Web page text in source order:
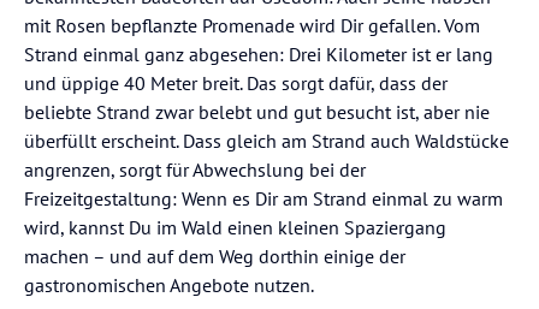
mit Rosen bepflanzte Promenade wird Dir gefallen. Vom
Strand einmal ganz abgesehen: Drei Kilometer ist er lang
und üppige 40 Meter breit. Das sorgt dafür, dass der
beliebte Strand zwar belebt und gut besucht ist, aber nie
überfüllt erscheint. Dass gleich am Strand auch Waldstücke
angrenzen, sorgt für Abwechslung bei der
Freizeitgestaltung: Wenn es Dir am Strand einmal zu warm
wird, kannst Du im Wald einen kleinen Spaziergang
machen – und auf dem Weg dorthin einige der
gastronomischen Angebote nutzen.